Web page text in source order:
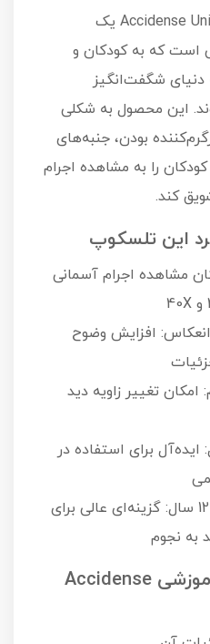
تلسکوپ مدل Accidense Universe C2152 یک
است که به کودکان و
دنیای شگفت‌انگیز
این محصول به شکلی
بودن، جنبه‌های
را به مشاهده اجرام
کند.
این تلسکوپ
مشاهده اجرام آسمانی
افزایش وضوح
امکان تغییر زاویه دید
برای استفاده در
✅ مناسب برای سنین 6 تا 12 سال: گزینه‌ای عالی برای
به نجوم
کاربردهای تلسکوپ آموزشی Accidense